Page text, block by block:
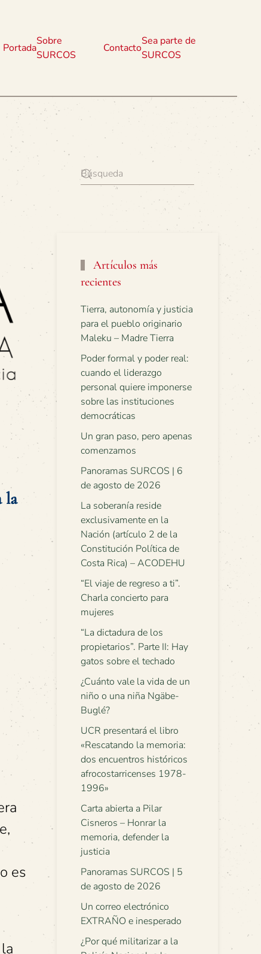
Portada
Sobre
SURCOS
Contacto
Sea parte de
SURCOS
la
es
Artículos más
recientes
Tierra, autonomía y justicia
para el pueblo originario
Maleku – Madre Tierra
Poder formal y poder real:
cuando el liderazgo
personal quiere imponerse
sobre las instituciones
democráticas
Un gran paso, pero apenas
comenzamos
Panoramas SURCOS | 6
de agosto de 2026
La soberanía reside
exclusivamente en la
Nación (artículo 2 de la
Constitución Política de
Costa Rica) – ACODEHU
“El viaje de regreso a ti”.
Charla concierto para
mujeres
“La dictadura de los
propietarios”. Parte II: Hay
gatos sobre el techado
¿Cuánto vale la vida de un
niño o una niña Ngäbe-
Buglé?
UCR presentará el libro
«Rescatando la memoria:
dos encuentros históricos
afrocostarricenses 1978-
1996»
Carta abierta a Pilar
Cisneros – Honrar la
memoria, defender la
justicia
Panoramas SURCOS | 5
de agosto de 2026
Un correo electrónico
EXTRAÑO e inesperado
¿Por qué militarizar a la